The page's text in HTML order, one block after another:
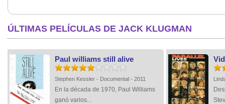
ÚLTIMAS PELÍCULAS DE JACK KLUGMAN
Paul williams still alive
Stephen Kessler - Documental - 2011
En la década de 1970, Paul Williams
ganó varios...